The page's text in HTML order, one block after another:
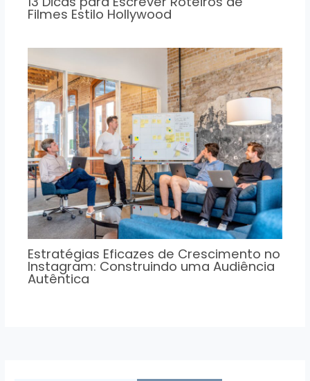
Filmes Estilo Hollywood
Estratégias Eficazes de Crescimento no
Instagram: Construindo uma Audiência
Autêntica